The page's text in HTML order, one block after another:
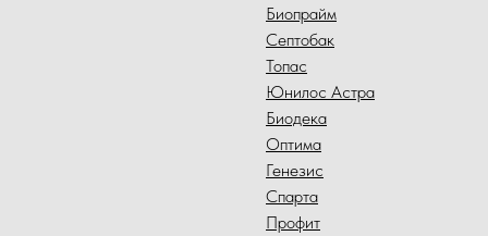
Биопрайм
Септобак
Топас
Юнилос Астра
Биодека
Оптима
Генезис
Спарта
Профит